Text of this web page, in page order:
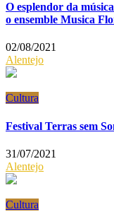
O esplendor da
o ensemble Musica
02/08/2021
Alentejo
Cultura
Festival Terras sem
31/07/2021
Alentejo
Cultura